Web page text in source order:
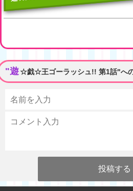
"遊☆戯☆王ゴーラッシュ!! 第1話"へ